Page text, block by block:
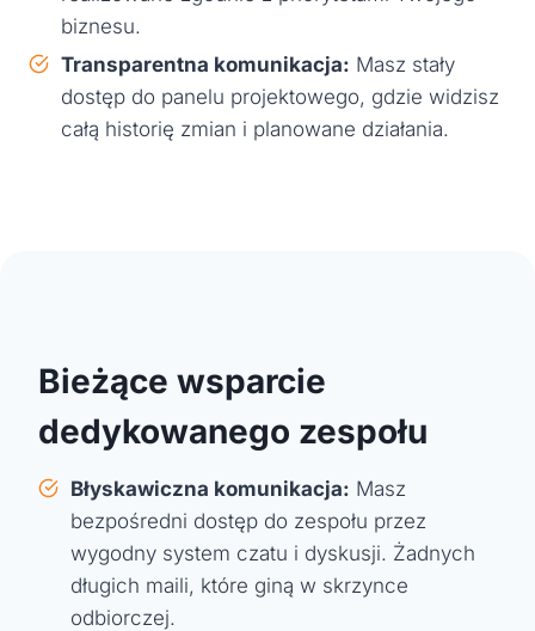
biznesu.
Transparentna komunikacja: Masz stały
dostęp do panelu projektowego, gdzie widzisz
całą historię zmian i planowane działania.
Bieżące wsparcie
dedykowanego zespołu
Błyskawiczna komunikacja: Masz
bezpośredni dostęp do zespołu przez
wygodny system czatu i dyskusji. Żadnych
długich maili, które giną w skrzynce
odbiorczej.